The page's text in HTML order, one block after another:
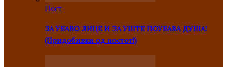
Пост
ЗА УБАВО ЛИЦЕ И ЗА УШТЕ ПОУБАВА ДУША!
(Придобивки од постот!)